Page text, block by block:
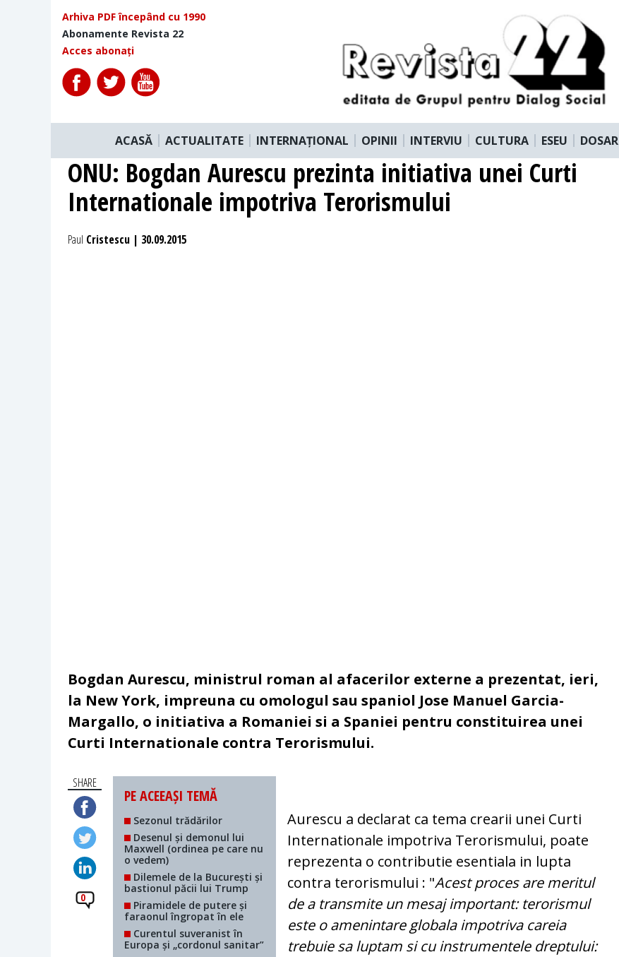
Arhiva PDF începând cu 1990
Abonamente Revista 22
Acces abonați
ACASĂ ACTUALITATE INTERNAȚIONAL OPINII INTERVIU CULTURA ESEU DOSAR
ONU: Bogdan Aurescu prezinta initiativa unei Curti
Internationale impotriva Terorismului
Paul Cristescu | 30.09.2015
Bogdan Aurescu, ministrul roman al afacerilor externe a prezentat, ieri,
la New York, impreuna cu omologul sau spaniol Jose Manuel Garcia-
Margallo, o initiativa a Romaniei si a Spaniei pentru constituirea unei
Curti Internationale contra Terorismului.
SHARE
0
PE ACEEAȘI TEMĂ
Sezonul trădărilor
Desenul și demonul lui
Maxwell (ordinea pe care nu
o vedem)
Dilemele de la București și
bastionul păcii lui Trump
Piramidele de putere și
faraonul îngropat în ele
Curentul suveranist în
Europa și „cordonul sanitar”
Aurescu a declarat ca tema crearii unei Curti
Internationale impotriva Terorismului, poate
reprezenta o contributie esentiala in lupta
contra terorismului : "Acest proces are meritul
de a transmite un mesaj important: terorismul
este o amenintare globala impotriva careia
trebuie sa luptam si cu instrumentele dreptului: